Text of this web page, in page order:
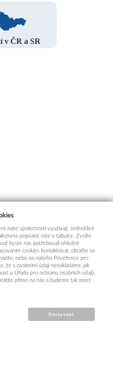
v ČR a SR
naše společnosti využívají. Jednotlivé
popsané níže v tabulce. Zvolte
byste nás potřebovali ohledně
cookies kontaktovat, obraťte se
nebo na našeho Pověřence pro
že s osobními údaji nenakládáme, jak
u Úřadu pro ochranu osobních údajů.
přímo na nás a budeme tak moct
Nastavení